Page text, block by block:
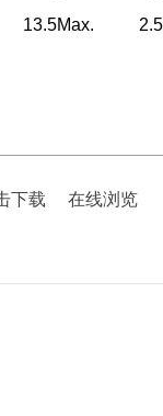
13.5Max.
下载 在线浏览